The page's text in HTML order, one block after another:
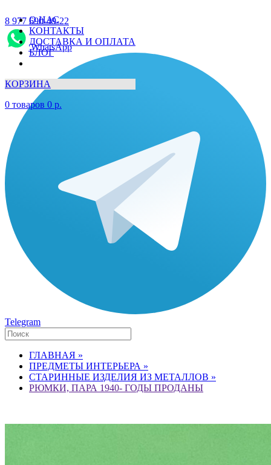
О НАС
КОНТАКТЫ
ДОСТАВКА И ОПЛАТА
БЛОГ
КОРЗИНА
0 товаров 0 р.
8 977 690-49-22
WhatsApp
Telegram
ГЛАВНАЯ »
ПРЕДМЕТЫ ИНТЕРЬЕРА »
СТАРИННЫЕ ИЗДЕЛИЯ ИЗ МЕТАЛЛОВ »
РЮМКИ, ПАРА 1940- ГОДЫ ПРОДАНЫ